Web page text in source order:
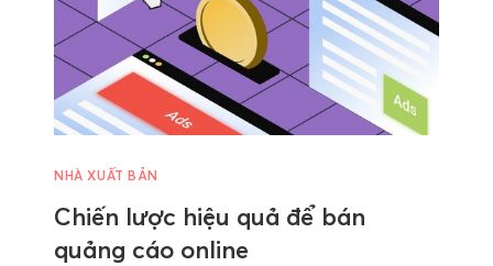
NHÀ XUẤT BẢN
Chiến lược hiệu quả để bán
quảng cáo online